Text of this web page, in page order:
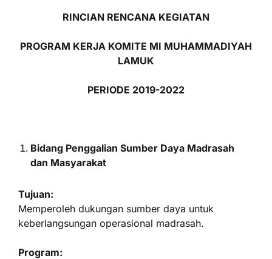
RINCIAN RENCANA KEGIATAN
PROGRAM KERJA KOMITE MI MUHAMMADIYAH
LAMUK
PERIODE 2019-2022
Bidang Penggalian Sumber Daya Madrasah
dan Masyarakat
Tujuan:
Memperoleh dukungan sumber daya untuk
keberlangsungan operasional madrasah.
Program: